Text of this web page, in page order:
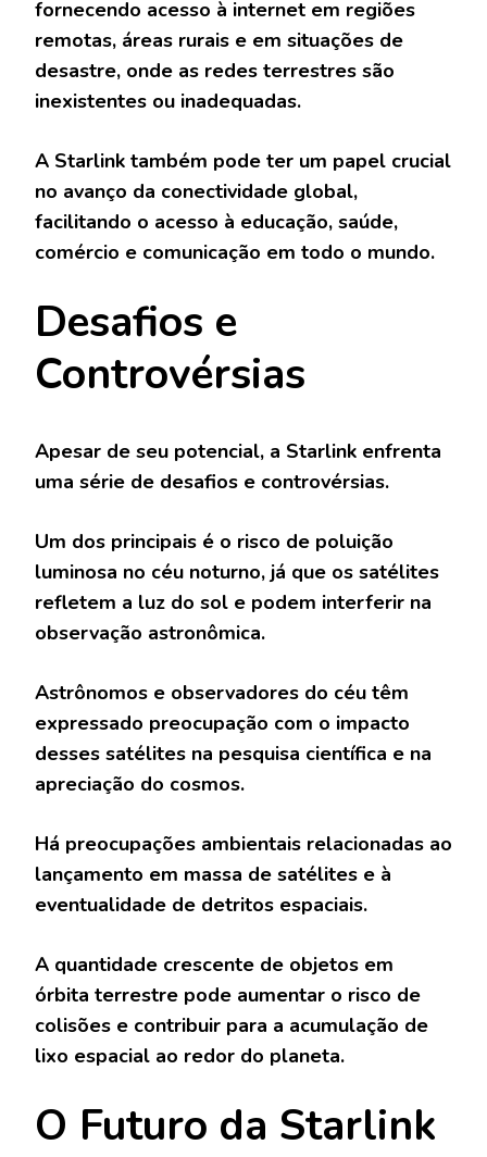
fornecendo acesso à internet em regiões
remotas, áreas rurais e em situações de
desastre, onde as redes terrestres são
inexistentes ou inadequadas.
A Starlink também pode ter um papel crucial
no avanço da conectividade global,
facilitando o acesso à educação, saúde,
comércio e comunicação em todo o mundo.
Desafios e
Controvérsias
Apesar de seu potencial, a Starlink enfrenta
uma série de desafios e controvérsias.
Um dos principais é o risco de poluição
luminosa no céu noturno, já que os satélites
refletem a luz do sol e podem interferir na
observação astronômica.
Astrônomos e observadores do céu têm
expressado preocupação com o impacto
desses satélites na pesquisa científica e na
apreciação do cosmos.
Há preocupações ambientais relacionadas ao
lançamento em massa de satélites e à
eventualidade de detritos espaciais.
A quantidade crescente de objetos em
órbita terrestre pode aumentar o risco de
colisões e contribuir para a acumulação de
lixo espacial ao redor do planeta.
O Futuro da Starlink